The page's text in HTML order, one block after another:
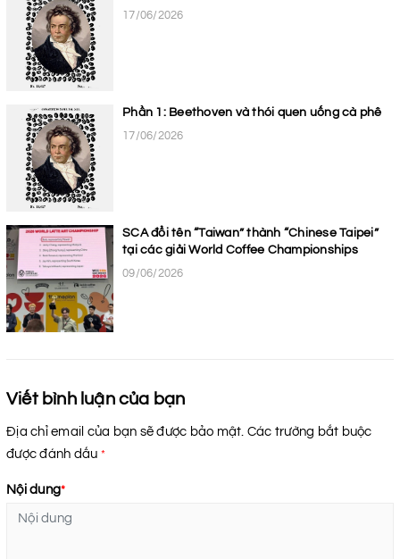
17/06/2026
Phần 1: Beethoven và thói quen uống cà phê
17/06/2026
SCA đổi tên “Taiwan” thành “Chinese Taipei”
tại các giải World Coffee Championships
09/06/2026
Viết bình luận của bạn
Địa chỉ email của bạn sẽ được bảo mật. Các trường bắt buộc
được đánh dấu *
Nội dung*